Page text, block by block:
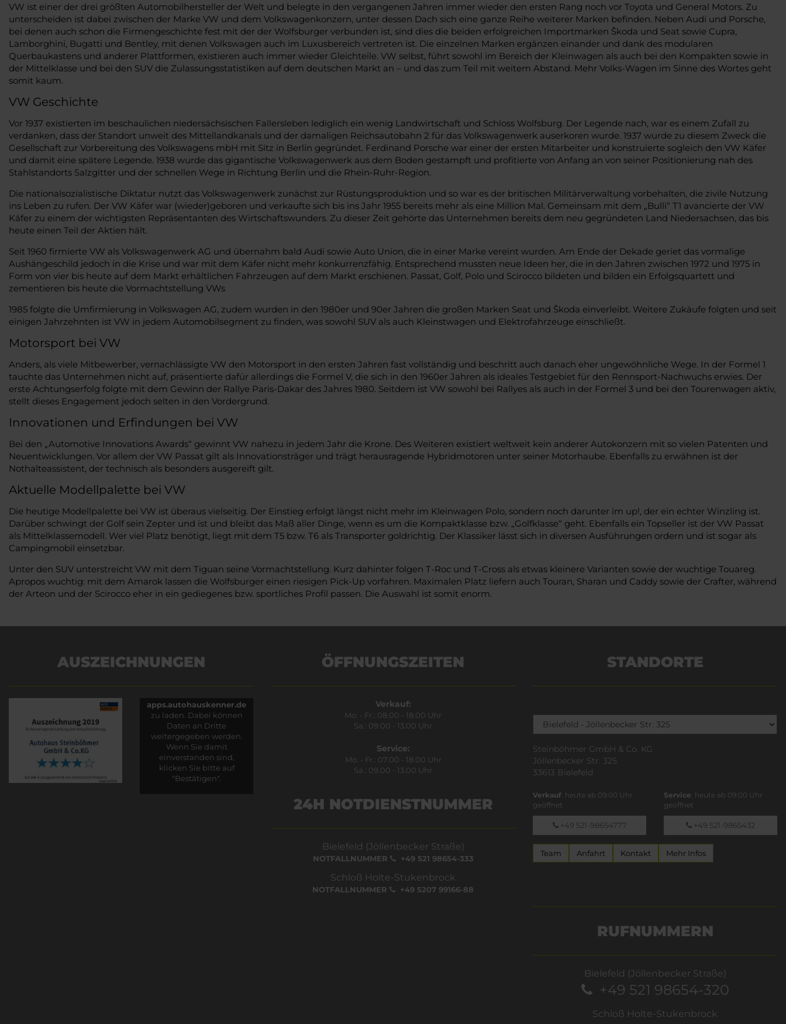
VW ist einer der drei größten Automobilhersteller der Welt und belegte in den vergangenen Jahren immer wieder den ersten Rang noch vor Toyota und General Motors. Zu
unterscheiden ist dabei zwischen der Marke VW und dem Volkswagenkonzern, unter dessen Dach sich eine ganze Reihe weiterer Marken befinden. Neben Audi und Porsche,
bei denen auch schon die Firmengeschichte fest mit der der Wolfsburger verbunden ist, sind dies die beiden erfolgreichen Importmarken Škoda und Seat sowie Cupra,
Lamborghini, Bugatti und Bentley, mit denen Volkswagen auch im Luxusbereich vertreten ist. Die einzelnen Marken ergänzen einander und dank des modularen
Querbaukastens und anderer Plattformen, existieren auch immer wieder Gleichteile. VW selbst, führt sowohl im Bereich der Kleinwagen als auch bei den Kompakten sowie in
der Mittelklasse und bei den SUV die Zulassungsstatistiken auf dem deutschen Markt an – und das zum Teil mit weitem Abstand. Mehr Volks-Wagen im Sinne des Wortes geht
somit kaum.
VW Geschichte
Vor 1937 existierten im beschaulichen niedersächsischen Fallersleben lediglich ein wenig Landwirtschaft und Schloss Wolfsburg. Der Legende nach, war es einem Zufall zu
verdanken, dass der Standort unweit des Mittellandkanals und der damaligen Reichsautobahn 2 für das Volkswagenwerk auserkoren wurde. 1937 wurde zu diesem Zweck die
Gesellschaft zur Vorbereitung des Volkswagens mbH mit Sitz in Berlin gegründet. Ferdinand Porsche war einer der ersten Mitarbeiter und konstruierte sogleich den VW Käfer
und damit eine spätere Legende. 1938 wurde das gigantische Volkswagenwerk aus dem Boden gestampft und profitierte von Anfang an von seiner Positionierung nah des
Stahlstandorts Salzgitter und der schnellen Wege in Richtung Berlin und die Rhein-Ruhr-Region.
Die nationalsozialistische Diktatur nutzt das Volkswagenwerk zunächst zur Rüstungsproduktion und so war es der britischen Militärverwaltung vorbehalten, die zivile Nutzung
ins Leben zu rufen. Der VW Käfer war (wieder)geboren und verkaufte sich bis ins Jahr 1955 bereits mehr als eine Million Mal. Gemeinsam mit dem „Bulli“ T1 avancierte der VW
Käfer zu einem der wichtigsten Repräsentanten des Wirtschaftswunders. Zu dieser Zeit gehörte das Unternehmen bereits dem neu gegründeten Land Niedersachsen, das bis
heute einen Teil der Aktien hält.
Seit 1960 firmierte VW als Volkswagenwerk AG und übernahm bald Audi sowie Auto Union, die in einer Marke vereint wurden. Am Ende der Dekade geriet das vormalige
Aushängeschild jedoch in die Krise und war mit dem Käfer nicht mehr konkurrenzfähig. Entsprechend mussten neue Ideen her, die in den Jahren zwischen 1972 und 1975 in
Form von vier bis heute auf dem Markt erhältlichen Fahrzeugen auf dem Markt erschienen. Passat, Golf, Polo und Scirocco bildeten und bilden ein Erfolgsquartett und
zementieren bis heute die Vormachtstellung VWs
1985 folgte die Umfirmierung in Volkswagen AG, zudem wurden in den 1980er und 90er Jahren die großen Marken Seat und Škoda einverleibt. Weitere Zukäufe folgten und seit
einigen Jahrzehnten ist VW in jedem Automobilsegment zu finden, was sowohl SUV als auch Kleinstwagen und Elektrofahrzeuge einschließt.
Motorsport bei VW
Anders, als viele Mitbewerber, vernachlässigte VW den Motorsport in den ersten Jahren fast vollständig und beschritt auch danach eher ungewöhnliche Wege. In der Formel 1
tauchte das Unternehmen nicht auf, präsentierte dafür allerdings die Formel V, die sich in den 1960er Jahren als ideales Testgebiet für den Rennsport-Nachwuchs erwies. Der
erste Achtungserfolg folgte mit dem Gewinn der Rallye Paris-Dakar des Jahres 1980. Seitdem ist VW sowohl bei Rallyes als auch in der Formel 3 und bei den Tourenwagen aktiv,
stellt dieses Engagement jedoch selten in den Vordergrund.
Innovationen und Erfindungen bei VW
Bei den „Automotive Innovations Awards“ gewinnt VW nahezu in jedem Jahr die Krone. Des Weiteren existiert weltweit kein anderer Autokonzern mit so vielen Patenten und
Neuentwicklungen. Vor allem der VW Passat gilt als Innovationsträger und trägt herausragende Hybridmotoren unter seiner Motorhaube. Ebenfalls zu erwähnen ist der
Nothalteassistent, der technisch als besonders ausgereift gilt.
Aktuelle Modellpalette bei VW
Die heutige Modellpalette bei VW ist überaus vielseitig. Der Einstieg erfolgt längst nicht mehr im Kleinwagen Polo, sondern noch darunter im up!, der ein echter Winzling ist.
Darüber schwingt der Golf sein Zepter und ist und bleibt das Maß aller Dinge, wenn es um die Kompaktklasse bzw. „Golfklasse“ geht. Ebenfalls ein Topseller ist der VW Passat
als Mittelklassemodell. Wer viel Platz benötigt, liegt mit dem T5 bzw. T6 als Transporter goldrichtig. Der Klassiker lässt sich in diversen Ausführungen ordern und ist sogar als
Campingmobil einsetzbar.
Unter den SUV unterstreicht VW mit dem Tiguan seine Vormachtstellung. Kurz dahinter folgen T-Roc und T-Cross als etwas kleinere Varianten sowie der wuchtige Touareg.
Apropos wuchtig: mit dem Amarok lassen die Wolfsburger einen riesigen Pick-Up vorfahren. Maximalen Platz liefern auch Touran, Sharan und Caddy sowie der Crafter, während
der Arteon und der Scirocco eher in ein gediegenes bzw. sportliches Profil passen. Die Auswahl ist somit enorm.
AUSZEICHNUNGEN
apps.autohauskenner.de
zu laden. Dabei können
Daten an Dritte
weitergegeben werden.
Wenn Sie damit
einverstanden sind,
klicken Sie bitte auf
"Bestätigen".
ÖFFNUNGSZEITEN
Verkauf:
Mo. - Fr.: 08.00 - 18.00 Uhr
Sa.: 09.00 - 13.00 Uhr
Service:
Mo. - Fr.: 07.00 - 18.00 Uhr
Sa.: 09.00 - 13.00 Uhr
24H NOTDIENSTNUMMER
Bielefeld (Jöllenbecker Straße)
NOTFALLNUMMER +49 521 98654-333
Schloß Holte-Stukenbrock
NOTFALLNUMMER +49 5207 99166-88
STANDORTE
Steinböhmer GmbH & Co. KG
Jöllenbecker Str. 325
33613 Bielefeld
Verkauf: heute ab 09:00 Uhr
geöffnet
+49 521-98654777
Service: heute ab 09:00 Uhr
geöffnet
+49 521-9865432
Team Anfahrt Kontakt Mehr Infos
RUFNUMMERN
Bielefeld (Jöllenbecker Straße)
+49 521 98654-320
Schloß Holte-Stukenbrock